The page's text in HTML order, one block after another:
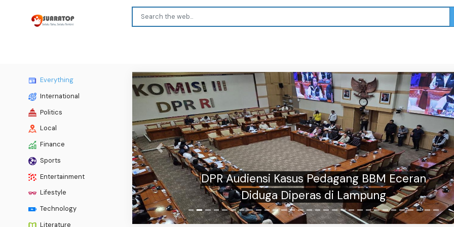
Everything
International
Politics
Local
Finance
Sports
Entertainment
Lifestyle
Technology
Literature
DPR Audiensi Kasus Pedagang BBM Eceran
Diduga Diperas di Lampung
Previous